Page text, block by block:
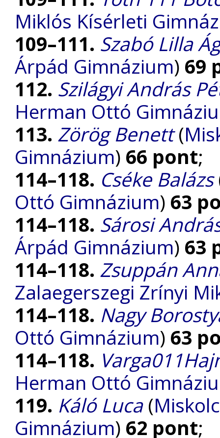
Miklós Kísérleti
109–111. Szabó Lilla
Árpád Gimnázium) 69
112. Szilágyi András
Herman Ottó
113. Zörög Benett(
Gimnázium) 66 pont;
114–118. Cséke Balázs
Ottó Gimnázium) 63
114–118. Sárosi
Árpád Gimnázium) 63
114–118. Zsuppán
Zalaegerszegi Zrínyi
114–118. Nagy
Ottó Gimnázium) 63
114–118.
Herman Ottó
119. Káló Luca(
Gimnázium) 62 pont;